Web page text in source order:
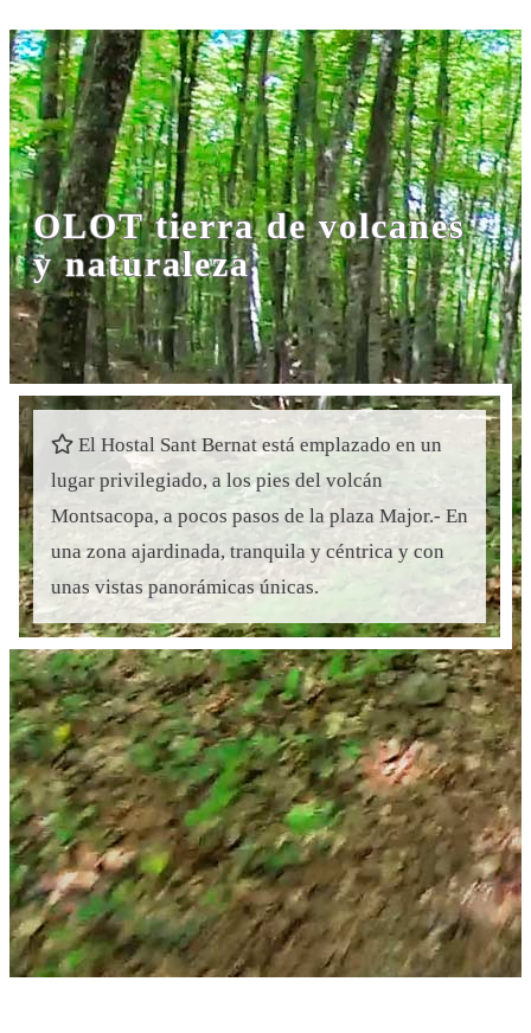
OLOT tierra de volcanes
y naturaleza
El Hostal Sant Bernat está emplazado en un
lugar privilegiado, a los pies del volcán
Montsacopa, a pocos pasos de la plaza Major.- En
una zona ajardinada, tranquila y céntrica y con
unas vistas panorámicas únicas.